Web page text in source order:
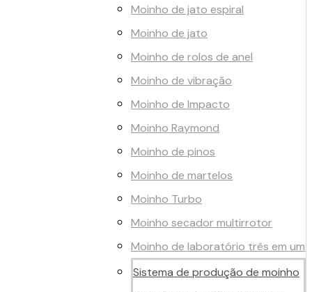
Moinho de jato espiral
Moinho de jato
Moinho de rolos de anel
Moinho de vibração
Moinho de Impacto
Moinho Raymond
Moinho de pinos
Moinho de martelos
Moinho Turbo
Moinho secador multirrotor
Moinho de laboratório três em um
Sistema de produção de moinho